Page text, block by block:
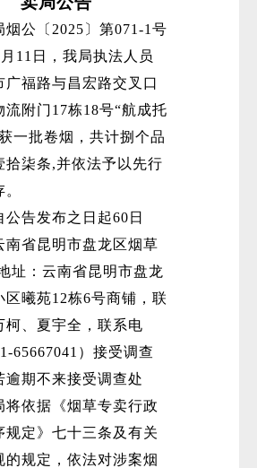
烟公〔2025〕第071-1号
11日，我局执法人员
广福路与昌宏路交叉口
流附门17栋18号“航成托
一批卷烟，共计捌个品
拾柒条,并依法予以先行
公告发布之日起60日
南省昆明市盘龙区烟草
址：云南省昆明市盘龙
区曦苑12栋6号商铺，联
柯、夏宇全，联系电
65667041）接受调查
逾期不来接受调查处
将依据《烟草专卖行政
规定》七十三条及有关
的规定，依法对涉案烟